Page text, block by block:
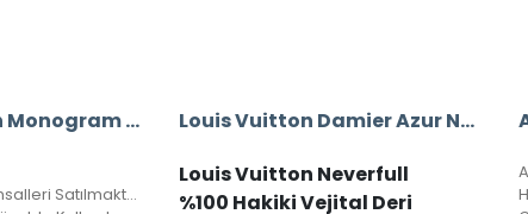
A+ Louis Vuitton Monogram Bandouliere Speedy 35’Lik Vejital Deri CRL242
Bu Fiyata Suni Deri Emsalleri Satılmaktadır.
Louis Vuitton Damier Azur Neverfull MM Vejital Deri Orta Boy
Louis Vuitton Neverfull
%100 Hakiki Vejital Deri